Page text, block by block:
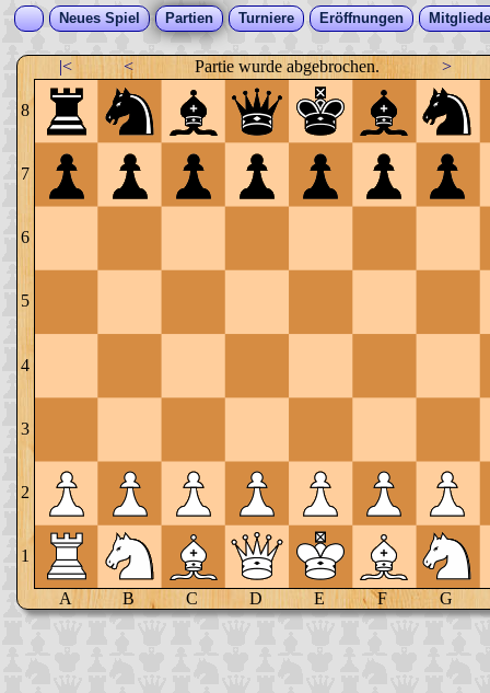
Neues Spiel Partien Turniere Eröffnungen
|< < Partie wurde abgebrochen. >
8
7
6
5
4
3
2
1
A B C D E F G